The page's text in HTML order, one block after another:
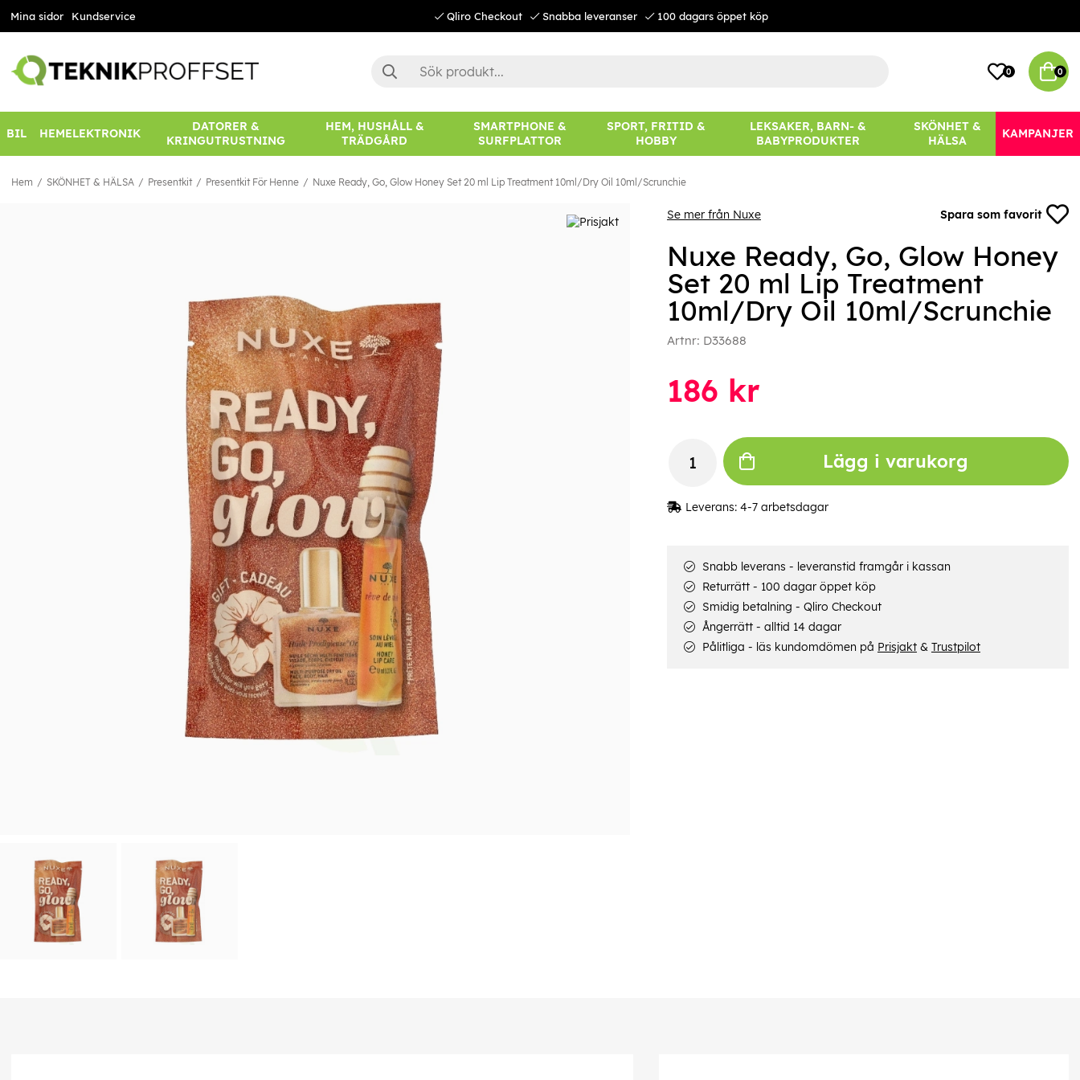
Mina sidor Kundservice Qliro Checkout Snabba leveranser 100 dagars öppet köp
0 0
BIL HEMELEKTRONIK
DATORER &
KRINGUTRUSTNING
HEM, HUSHÅLL &
TRÄDGÅRD
SMARTPHONE &
SURFPLATTOR
SPORT, FRITID &
HOBBY
LEKSAKER, BARN- &
BABYPRODUKTER
SKÖNHET &
HÄLSA
KAMPANJER
Hem SKÖNHET & HÄLSA Presentkit Presentkit För Henne Nuxe Ready, Go, Glow Honey Set 20 ml Lip Treatment 10ml/Dry Oil 10ml/Scrunchie
Se mer från Nuxe Spara som favorit
Nuxe Ready, Go, Glow Honey
Set 20 ml Lip Treatment
10ml/Dry Oil 10ml/Scrunchie
Artnr: D33688
186 kr
Lägg i varukorg
Leverans: 4-7 arbetsdagar
Snabb leverans - leveranstid framgår i kassan
Returrätt - 100 dagar öppet köp
Smidig betalning - Qliro Checkout
Ångerrätt - alltid 14 dagar
Pålitliga - läs kundomdömen på Prisjakt& Trustpilot